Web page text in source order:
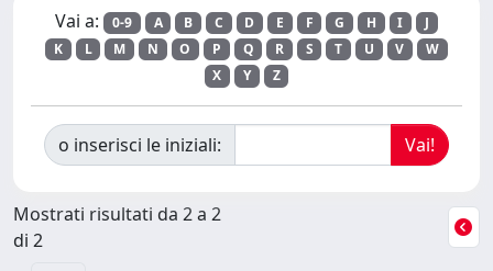
Vai a: 0-9 A B C D E F G H I
J
K
L M N O P Q R S T U V
W
X
Y Z
o inserisci le iniziali:
Mostrati risultati da 2 a 2
di 2